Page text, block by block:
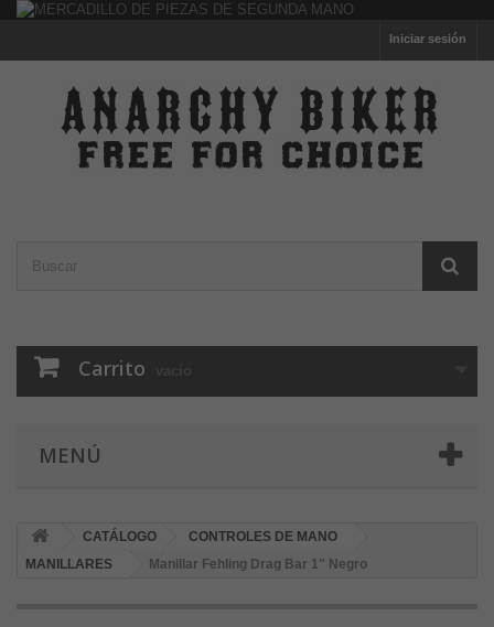
Iniciar sesión
Carrito vacío
MENÚ
CATÁLOGO
CONTROLES DE MANO
MANILLARES
Manillar Fehling Drag Bar 1" Negro